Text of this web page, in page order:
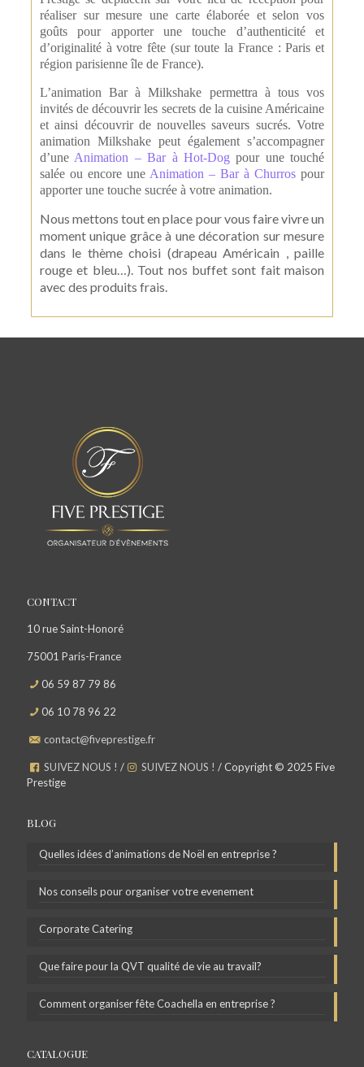
réaliser sur mesure une carte élaborée et selon vos
goûts pour apporter une touche d’authenticité et
d’originalité à votre fête (sur toute la France : Paris et
région parisienne île de France).
L’animation Bar à Milkshake permettra à tous vos
invités de découvrir les secrets de la cuisine Américaine
et ainsi découvrir de nouvelles saveurs sucrés. Votre
animation Milkshake peut également s’accompagner
d’une Animation – Bar à Hot-Dog pour une touché
salée ou encore une Animation – Bar à Churros pour
apporter une touche sucrée à votre animation.
Nous mettons tout en place pour vous faire vivre un
moment unique grâce à une décoration sur mesure
dans le thème choisi (drapeau Américain , paille
rouge et bleu…). Tout nos buffet sont fait maison
avec des produits frais.
CONTACT
10 rue Saint-Honoré
75001 Paris-France
06 59 87 79 86
06 10 78 96 22
contact@fiveprestige.fr
SUIVEZ NOUS ! / SUIVEZ NOUS ! / Copyright © 2025 Five
Prestige
BLOG
Quelles idées d’animations de Noël en entreprise ?
Nos conseils pour organiser votre evenement
Corporate Catering
Que faire pour la QVT qualité de vie au travail?
Comment organiser fête Coachella en entreprise ?
CATALOGUE